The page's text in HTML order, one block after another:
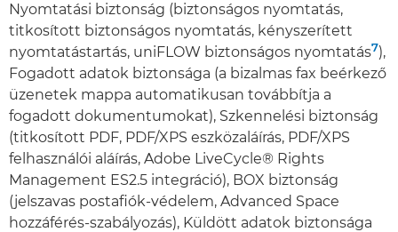
Nyomtatási biztonság (biztonságos nyomtatás,
titkosított biztonságos nyomtatás, kényszerített
nyomtatástartás, uniFLOW biztonságos nyomtatás7),
Fogadott adatok biztonsága (a bizalmas fax beérkező
üzenetek mappa automatikusan továbbítja a
fogadott dokumentumokat), Szkennelési biztonság
(titkosított PDF, PDF/XPS eszközaláírás, PDF/XPS
felhasználói aláírás, Adobe LiveCycle® Rights
Management ES2.5 integráció), BOX biztonság
(jelszavas postafiók-védelem, Advanced Space
hozzáférés-szabályozás), Küldött adatok biztonsága